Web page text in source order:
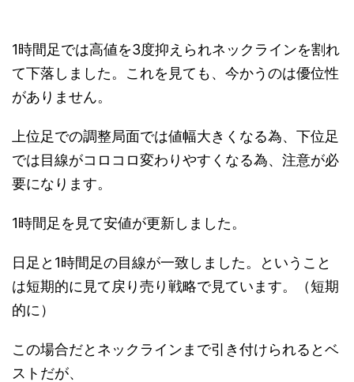
1時間足では高値を3度抑えられネックラインを割れ
て下落しました。これを見ても、今かうのは優位性
がありません。
上位足での調整局面では値幅大きくなる為、下位足
では目線がコロコロ変わりやすくなる為、注意が必
要になります。
1時間足を見て安値が更新しました。
日足と1時間足の目線が一致しました。ということ
は短期的に見て戻り売り戦略で見ています。（短期
的に）
この場合だとネックラインまで引き付けられるとベ
ストだが、